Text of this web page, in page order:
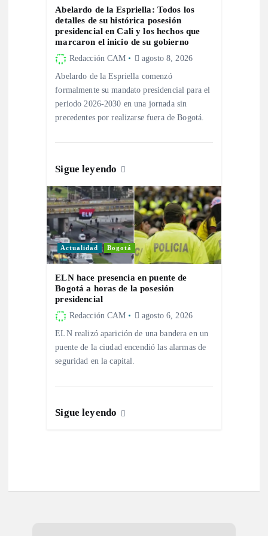
Abelardo de la Espriella: Todos los
detalles de su histórica posesión
presidencial en Cali y los hechos que
marcaron el inicio de su gobierno
Redacción CAM agosto 8, 2026
Abelardo de la Espriella comenzó
formalmente su mandato presidencial para el
periodo 2026-2030 en una jornada sin
precedentes por realizarse fuera de Bogotá.
Sigue leyendo
Actualidad Bogotá
ELN hace presencia en puente de
Bogotá a horas de la posesión
presidencial
Redacción CAM agosto 6, 2026
ELN realizó aparición de una bandera en un
puente de la ciudad encendió las alarmas de
seguridad en la capital.
Sigue leyendo